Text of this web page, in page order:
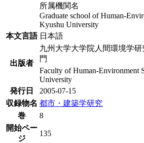
所属機関名
Graduate school of Human-
Kyushu University
本文言語 日本語
出版者
九州大学大学院人間環境学
門
Faculty of Human-Environment
University
発行日
2005-07-15
収録物名 都市・建築学研究
巻
8
開始ペー
ジ
135